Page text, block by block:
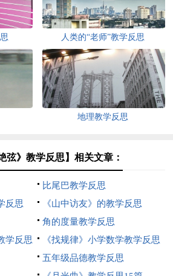
人类的“老师”教学反思
地理教学反思
弦》教学反思】相关文章：
比尾巴教学反思
反思
《山中访友》的教学反思
角的度量教学反思
学反思
《找规律》小学数学教学反思
五年级品德教学反思